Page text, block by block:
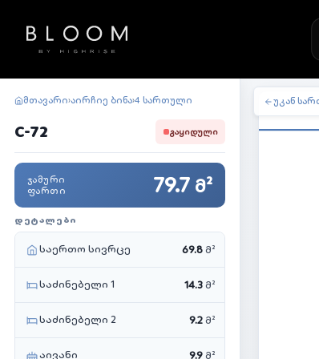
მთავარი›აირჩიე ბინა›4 სართული
C-72 ᲒᲐᲧᲘᲓᲣᲚᲘ
79.7 მ²
ᲯᲐᲛᲣᲠᲘ
ᲤᲐᲠᲗᲘ
ᲓᲔᲢᲐᲚᲔᲑᲘ
საერთო სივრცე 69.8მ²
საძინებელი 1 14.3მ²
საძინებელი 2 9.2მ²
აივანი 9.9მ²
უკან